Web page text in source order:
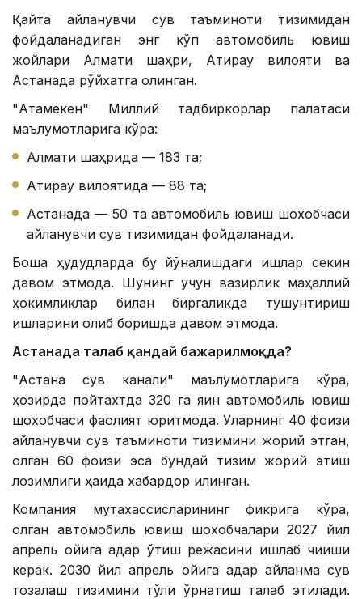
Қайта айланувчи сув таъминоти тизимидан
фойдаланадиган энг кўп автомобиль ювиш
жойлари Алмати шаҳри, Атирау вилояти ва
Астанада рўйхатга олинган.
"Атамекен" Миллий тадбиркорлар палатаси
маълумотларига кўра:
Алмати шаҳрида — 183 та;
Атирау вилоятида — 88 та;
Астанада — 50 та автомобиль ювиш шохобчаси
айланувчи сув тизимидан фойдаланади.
Бошқа ҳудудларда бу йўналишдаги ишлар секин
давом этмоқда. Шунинг учун вазирлик маҳаллий
ҳокимликлар билан биргаликда тушунтириш
ишларини олиб боришда давом этмоқда.
Астанада талаб қандай бажарилмоқда?
"Астана сув канали" маълумотларига кўра,
ҳозирда пойтахтда 320 га яқин автомобиль ювиш
шохобчаси фаолият юритмоқда. Уларнинг 40 фоизи
айланувчи сув таъминоти тизимини жорий этган,
қолган 60 фоизи эса бундай тизим жорий этиш
лозимлиги ҳақида хабардор қилинган.
Компания мутахассисларининг фикрига кўра,
қолган автомобиль ювиш шохобчалари 2027 йил
апрель ойига қадар ўтиш режасини ишлаб чиқиши
керак. 2030 йил апрель ойига қадар айланма сув
тозалаш тизимини тўлиқ ўрнатиш талаб этилади.